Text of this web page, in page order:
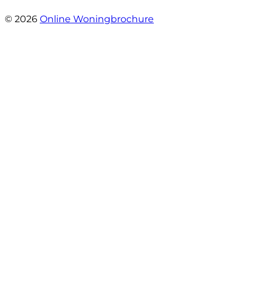
© 2026 Online Woningbrochure